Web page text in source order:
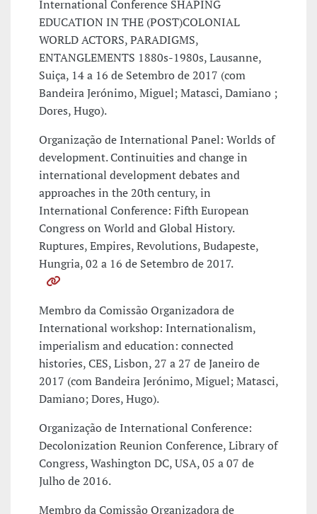
International Conference SHAPING
EDUCATION IN THE (POST)COLONIAL
WORLD ACTORS, PARADIGMS,
ENTANGLEMENTS 1880s-1980s, Lausanne,
Suiça, 14 a 16 de Setembro de 2017 (com
Bandeira Jerónimo, Miguel; Matasci, Damiano ;
Dores, Hugo).
Organização de International Panel: Worlds of
development. Continuities and change in
international development debates and
approaches in the 20th century, in
International Conference: Fifth European
Congress on World and Global History.
Ruptures, Empires, Revolutions, Budapeste,
Hungria, 02 a 16 de Setembro de 2017.
Membro da Comissão Organizadora de
International workshop: Internationalism,
imperialism and education: connected
histories, CES, Lisbon, 27 a 27 de Janeiro de
2017 (com Bandeira Jerónimo, Miguel; Matasci,
Damiano; Dores, Hugo).
Organização de International Conference:
Decolonization Reunion Conference, Library of
Congress, Washington DC, USA, 05 a 07 de
Julho de 2016.
Membro da Comissão Organizadora de